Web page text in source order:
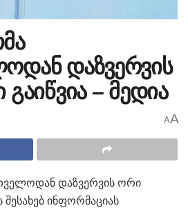
დაზვერვის
– მედია
AA
დაზვერვის ორი
შესახებ ინფორმაციას